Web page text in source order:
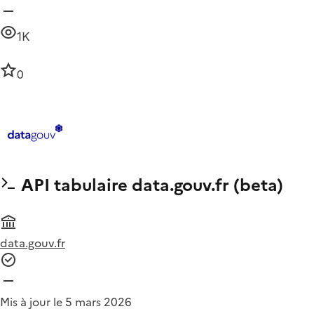
1K
0
API tabulaire data.gouv.fr (beta)
data.gouv.fr
Mis à jour le 5 mars 2026